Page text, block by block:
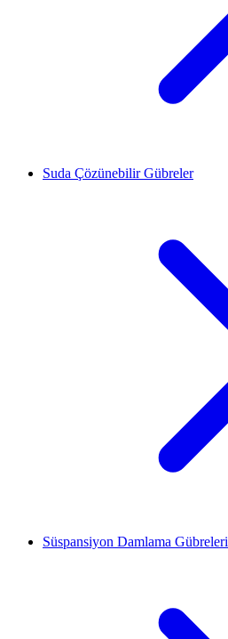
Suda Çözünebilir Gübreler
Süspansiyon Damlama Gübreleri